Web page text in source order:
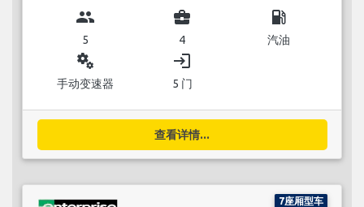
group
5
business_center
4
local_gas_station
汽油
miscellaneous_services
手动变速器
login
5 门
查看详情...
7座厢型车